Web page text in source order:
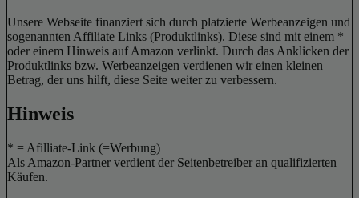
Unsere Webseite finanziert sich durch platzierte Werbeanzeigen und
sogenannten Affiliate Links (Produktlinks). Diese sind mit einem *
oder einem Hinweis auf Amazon verlinkt. Durch das Anklicken der
Produktlinks bzw. Werbeanzeigen verdienen wir einen kleinen
Betrag, der uns hilft, diese Seite weiter zu verbessern.
Hinweis
* = Afilliate-Link (=Werbung)
Als Amazon-Partner verdient der Seitenbetreiber an qualifizierten
Käufen.